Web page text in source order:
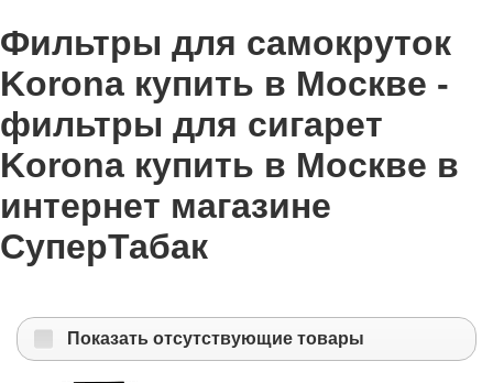
Фильтры для самокруток
Korona купить в Москве -
фильтры для сигарет
Korona купить в Москве в
интернет магазине
СуперТабак
Показать отсутствующие товары